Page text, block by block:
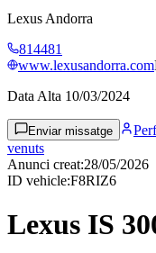
Lexus Andorra
814481
www.lexusandorra.com
Data Alta 10/03/2024
Enviar missatge
venuts
Anunci creat:28/05/2026
ID vehicle:F8RIZ6
Lexus IS